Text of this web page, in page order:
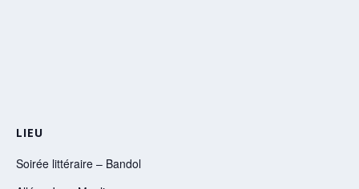
LIEU
Soirée littéraire – Bandol